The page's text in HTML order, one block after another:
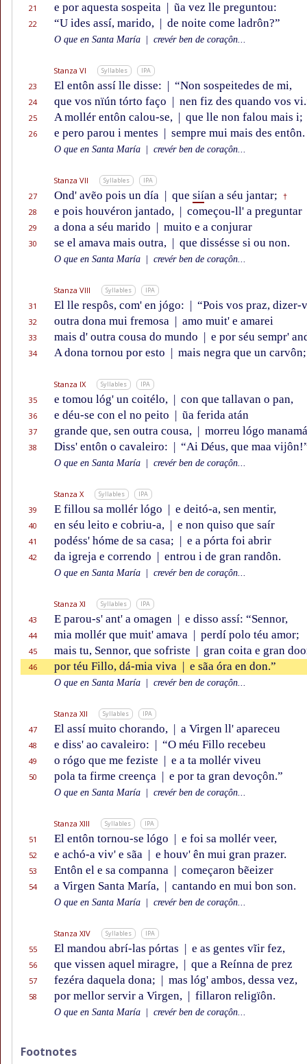
21 e por aquesta sospeita | ũa vez lle preguntou:
22 “U ides assí, marido, | de noite come ladrôn?”
O que en Santa María crevér ben de coraçôn...
Stanza VI Syllables IPA
23 El entôn assí lle disse: | “Non sospeitedes de mi,
24 que vos nïún tórto faço | nen fiz des quando vos
25 A mollér entôn calou-se, | que lle non falou mais i;
26 e pero parou i mentes | sempre mui mais des entôn.
O que en Santa María crevér ben de coraçôn...
Stanza VII Syllables IPA
27 Ond' avẽo pois un día | que siían a séu jantar; †
28 e pois houvéron jantado, | começou-ll' a preguntar
29 a dona a séu marido | muito e a conjurar
30 se el amava mais outra, | que dissésse si ou non.
O que en Santa María crevér ben de coraçôn...
Stanza VIII Syllables IPA
31 El lle respôs, com' en jógo: | “Pois vos praz,
32 outra dona mui fremosa | amo muit' e amarei
33 mais d' outra cousa do mundo | e por séu sempr'
34 A dona tornou por esto | mais negra que un carvôn;
Stanza IX Syllables IPA
35 e tomou lóg' un coitélo, | con que tallavan o pan,
36 e déu-se con el no peito | ũa ferida atán
37 grande que, sen outra cousa, | morreu lógo
38 Diss' entôn o cavaleiro: | “Ai Déus, que maa
O que en Santa María crevér ben de coraçôn...
Stanza X Syllables IPA
39 E fillou sa mollér lógo | e deitó-a, sen mentir,
40 en séu leito e cobriu-a, | e non quiso que saír
41 podéss' hóme de sa casa; | e a pórta foi abrir
42 da igreja e correndo | entrou i de gran randôn.
O que en Santa María crevér ben de coraçôn...
Stanza XI Syllables IPA
43 E parou-s' ant' a omagen | e disso assí: “Sennor,
44 mia mollér que muit' amava | perdí polo téu amor;
45 mais tu, Sennor, que sofriste | gran coita e gran
46 por téu Fillo, dá-mia viva | e sãa óra en don.”
O que en Santa María crevér ben de coraçôn...
Stanza XII Syllables IPA
47 El assí muito chorando, | a Virgen ll' apareceu
48 e diss' ao cavaleiro: | “O méu Fillo recebeu
49 o rógo que me feziste | e a ta mollér viveu
50 pola ta firme creença | e por ta gran devoçôn.”
O que en Santa María crevér ben de coraçôn...
Stanza XIII Syllables IPA
51 El entôn tornou-se lógo | e foi sa mollér veer,
52 e achó-a viv' e sãa | e houv' ên mui gran prazer.
53 Entôn el e sa companna | começaron bẽeizer
54 a Virgen Santa María, | cantando en mui bon son.
O que en Santa María crevér ben de coraçôn...
Stanza XIV Syllables IPA
55 El mandou abrí-las pórtas | e as gentes vĩir fez,
56 que vissen aquel miragre, | que a Reínna de prez
57 fezéra daquela dona; | mas lóg' ambos, dessa vez,
58 por mellor servir a Virgen, | fillaron religïôn.
O que en Santa María crevér ben de coraçôn...
Footnotes